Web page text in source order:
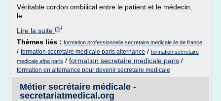
Véritable cordon ombilical entre le patient et le médecin,
le...
Lire la suite
Thèmes liés : formation professionnelle secretaire medicale ile de france
/ formation secretaire medicale paris alternance / formation secretaire
medicale afpa paris / formation secretaire medicale paris /
formation en alternance pour devenir secretaire medicale
Métier secrétaire médicale -
secretariatmedical.org